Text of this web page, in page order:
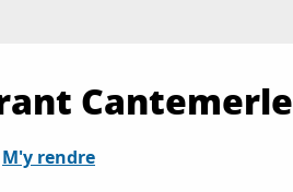
Cantemerle
M'y rendre